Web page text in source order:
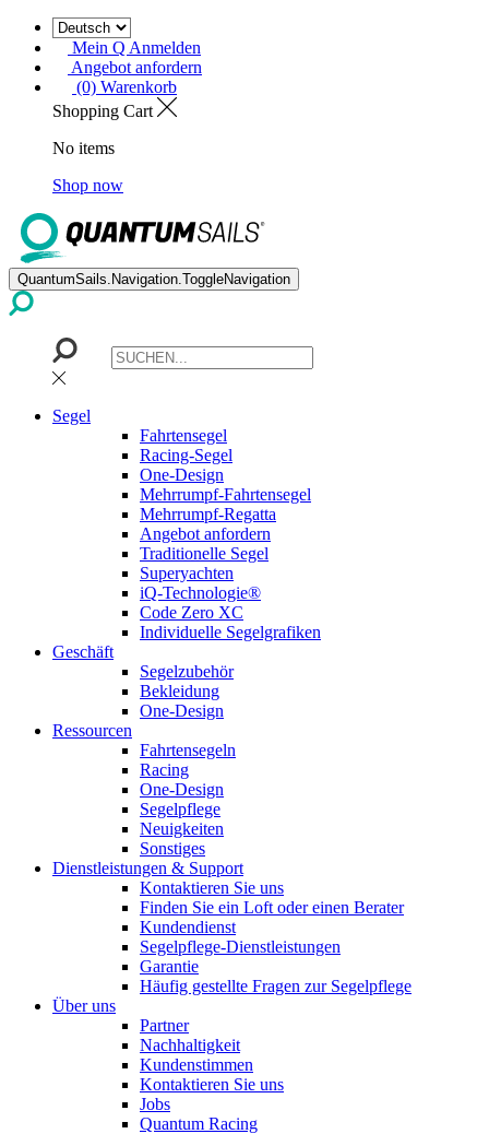
Mein Q Anmelden
Angebot anfordern
(0) Warenkorb
Shopping Cart
No items
Shop now
QuantumSails.Navigation.ToggleNavigation
Segel
Fahrtensegel
Racing-Segel
One-Design
Mehrrumpf-Fahrtensegel
Mehrrumpf-Regatta
Angebot anfordern
Traditionelle Segel
Superyachten
iQ-Technologie®
Code Zero XC
Individuelle Segelgrafiken
Geschäft
Segelzubehör
Bekleidung
One-Design
Ressourcen
Fahrtensegeln
Racing
One-Design
Segelpflege
Neuigkeiten
Sonstiges
Dienstleistungen & Support
Kontaktieren Sie uns
Finden Sie ein Loft oder einen Berater
Kundendienst
Segelpflege-Dienstleistungen
Garantie
Häufig gestellte Fragen zur Segelpflege
Über uns
Partner
Nachhaltigkeit
Kundenstimmen
Kontaktieren Sie uns
Jobs
Quantum Racing